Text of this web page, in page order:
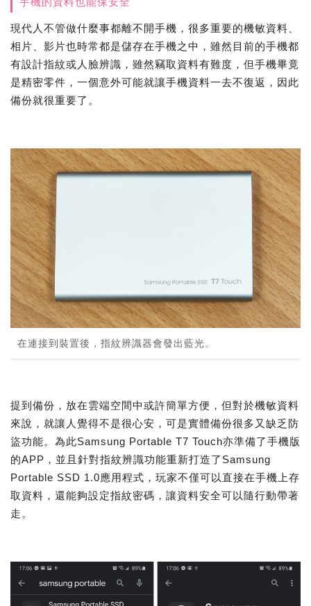
現代人不管做什麼事都離不開手機，很多重要的機敏資料、
相片、影片也時常都是儲存在手機之中，雖然目前的手機都
有設計指紋或人臉辨識，雖然竊取資料有難度，但手機畢竟
是精密零件，一個意外可能就讓手機資料一去不復返，因此
備份就很重要了。
在連接到裝置後，指紋辨識器會發出藍光。
提到備份，放在雲端空間中或許簡單方便，但對於機敏資料
來說，就讓人覺得不是很心安，可是實體備份很多又缺乏防
盜功能。為此Samsung Portable T7 Touch亦準備了手機版
的APP，並且針對指紋辨識功能重新打造了Samsung
Portable SSD 1.0應用程式，玩家不僅可以直接在手機上存
取資料，還能夠設定指紋密碼，讓資料安全可以隨行動帶著
走。